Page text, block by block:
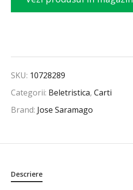
SKU: 10728289
Categorii: Beletristica,Carti
Brand: Jose Saramago
Descriere